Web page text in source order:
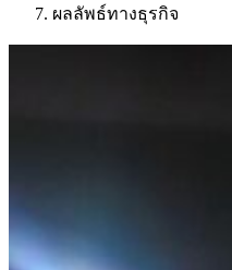
ผลลัพธ์ทางธุรกิจ